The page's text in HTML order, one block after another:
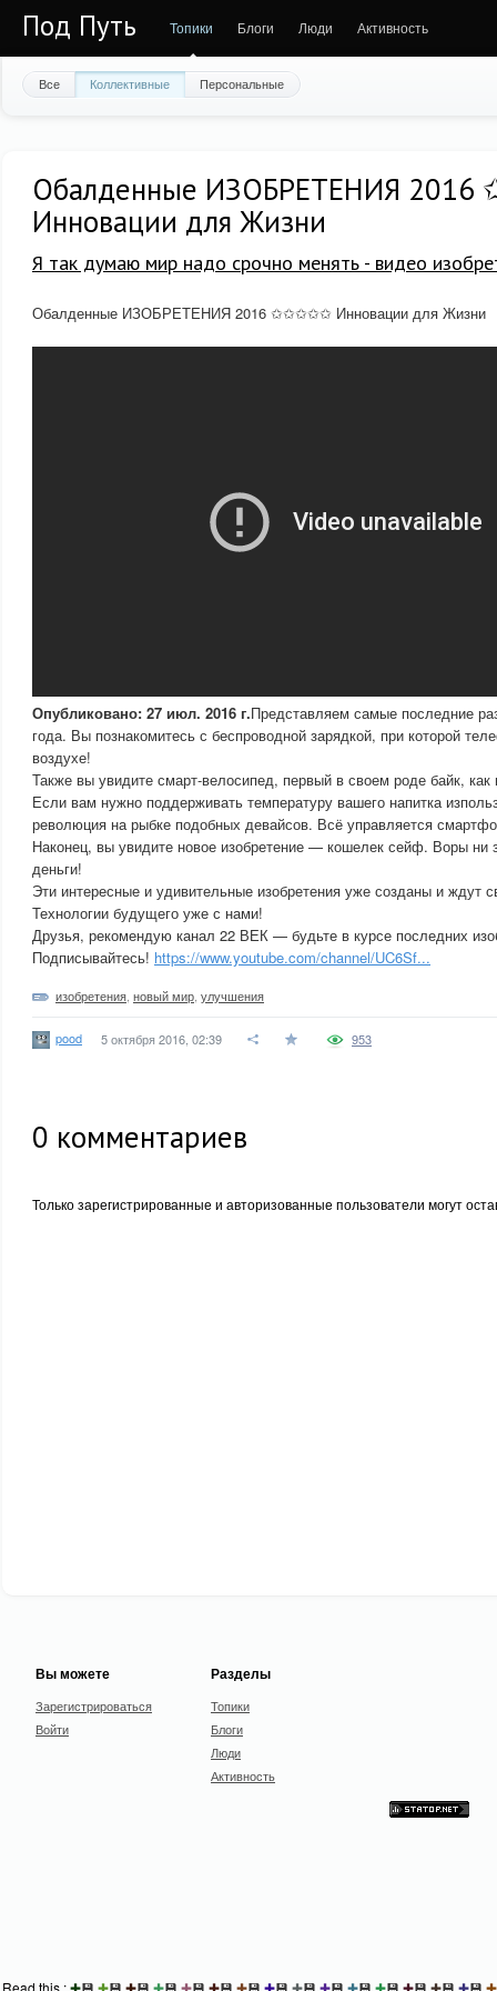
Под Путь Топики Блоги Люди Активность
Все Коллективные Персональные
Обалденные ИЗОБРЕТЕНИЯ
Инновации для Жизни
Я так думаю мир надо срочно менять - видео
Обалденные ИЗОБРЕТЕНИЯ 2016 ✩✩✩✩✩ Инновации для Жизни
Опубликовано: 27 июл. 2016 г.Представляем самые последние
года. Вы познакомитесь с беспроводной зарядкой, при которой
воздухе!
Также вы увидите смарт-велосипед, первый в своем роде байк, как
Если вам нужно поддерживать температуру вашего напитка
революция на рыбке подобных девайсов. Всё управляется
Наконец, вы увидите новое изобретение — кошелек сейф. Воры ни
деньги!
Эти интересные и удивительные изобретения уже созданы и ждут
Технологии будущего уже с нами!
Друзья, рекомендую канал 22 ВЕК — будьте в курсе последних
Подписывайтесь! https://www.youtube.com/channel/UC6Sf...
изобретения новый мир улучшения
pood 5 октября 2016, 02:39 953
0 комментариев
Только зарегистрированные и авторизованные пользователи могут
Вы можете
Зарегистрироваться
Войти
Разделы
Топики
Блоги
Люди
Активность
Read this :✚💾 ✚💾 ✚💾 ✚💾 ✚💾 ✚💾 ✚💾 ✚💾 ✚💾 ✚💾 ✚💾 ✚💾 ✚💾 ✚💾 ✚💾 ✚